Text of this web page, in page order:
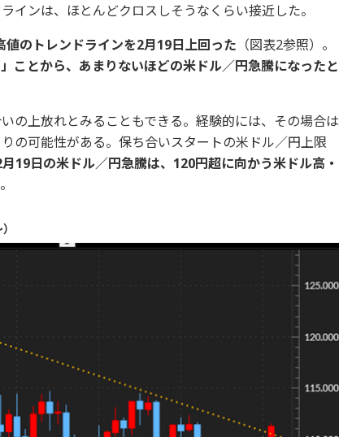
インは、ほとんどクロスしそうなくらい接近した。
値のトレンドラインを2月19日上回った （図表2参照）。
ことから、あまりないほどの米ドル／円急騰になったと
の上放れとみることもできる。経験的には、その場合は
の可能性がある。保ち合いスタートの米ドル／円上限
月19日の米ドル／円急騰は、120円超に向かう米ドル高・